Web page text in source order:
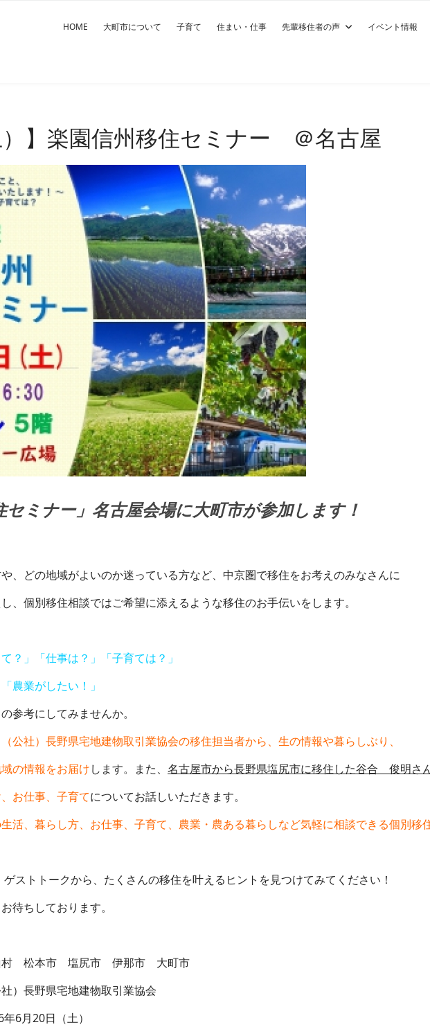
HOME 大町市について 子育て 住まい・仕事 先輩移住者の声 イベント情報
）】楽園信州移住セミナー ＠名古屋
セミナー」名古屋会場に大町市が参加します！
、どの地域がよいのか迷っている方など、中京圏で移住をお考えのみなさんに
、個別移住相談ではご希望に添えるような移住のお手伝いをします。
？」「仕事は？」「子育ては？」
農業がしたい！」
参考にしてみませんか。
公社）長野県宅地建物取引業協会の移住担当者から、生の情報や暮らしぶり、
の情報をお届けします。また、 名古屋市から長野県塩尻市に移住した谷合 俊明さ
お仕事、子育てについてお話しいただきます。
活、暮らし方、お仕事、子育て、農業・農ある暮らしなど気軽に相談できる個別移
ストトークから、たくさんの移住を叶えるヒントを見つけてみてください！
待ちしております。
松本市 塩尻市 伊那市 大町市
野県宅地建物取引業協会
月20日（土）